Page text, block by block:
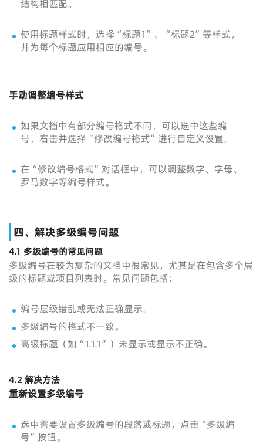
结构相匹配。
使用标题样式时，选择“标题1”、“标题2”等样式，
并为每个标题应用相应的编号。
手动调整编号样式
如果文档中有部分编号格式不同，可以选中这些编
号，右击并选择“修改编号格式”进行自定义设置。
在“修改编号格式”对话框中，可以调整数字、字母、
罗马数字等编号样式。
四、解决多级编号问题
4.1 多级编号的常见问题
多级编号在较为复杂的文档中很常见，尤其是在包含多个层
级的标题或项目列表时。常见问题包括：
编号层级错乱或无法正确显示。
多级编号的格式不一致。
高级标题（如“1.1.1”）未显示或显示不正确。
4.2 解决方法
重新设置多级编号
选中需要设置多级编号的段落或标题，点击“多级编
号”按钮。